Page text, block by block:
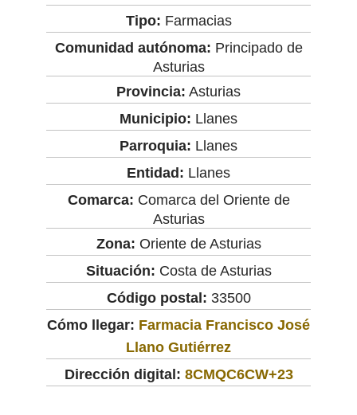
Tipo: Farmacias
Comunidad autónoma: Principado de
Asturias
Provincia: Asturias
Municipio: Llanes
Parroquia: Llanes
Entidad: Llanes
Comarca: Comarca del Oriente de
Asturias
Zona: Oriente de Asturias
Situación: Costa de Asturias
Código postal: 33500
Cómo llegar: Farmacia Francisco José
Llano Gutiérrez
Dirección digital: 8CMQC6CW+23